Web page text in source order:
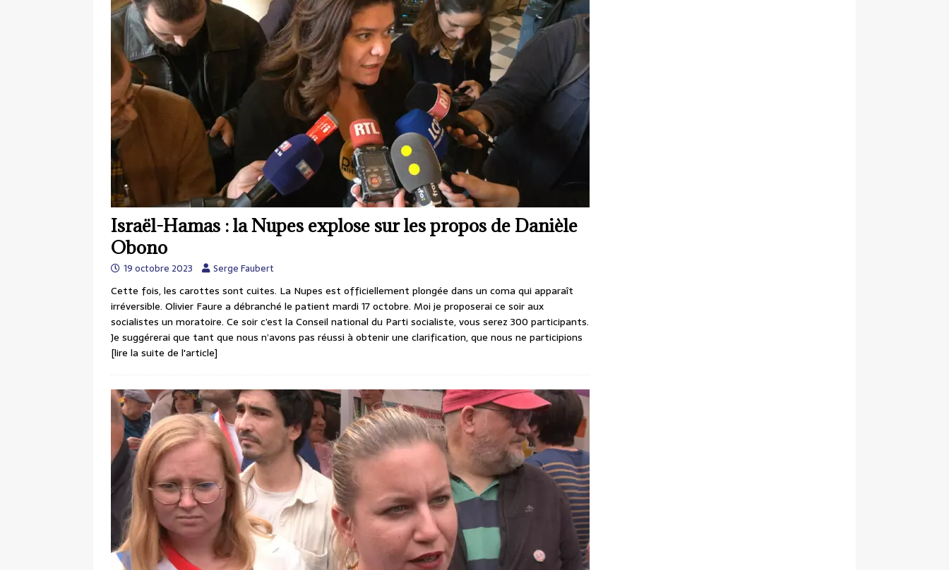
Israël-Hamas : la Nupes explose sur les propos de Danièle
Obono
19 octobre 2023 Serge Faubert
Cette fois, les carottes sont cuites. La Nupes est officiellement plongée dans un coma qui apparaît
irréversible. Olivier Faure a débranché le patient mardi 17 octobre. Moi je proposerai ce soir aux
socialistes un moratoire. Ce soir c’est la Conseil national du Parti socialiste, vous serez 300 participants.
Je suggérerai que tant que nous n’avons pas réussi à obtenir une clarification, que nous ne participions
[lire la suite de l'article]